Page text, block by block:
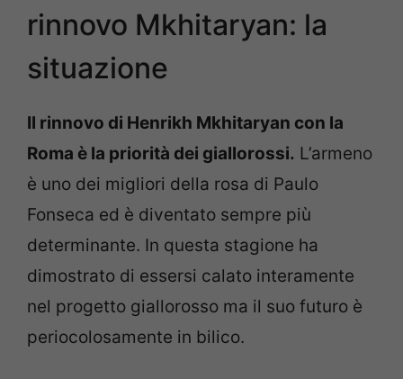
rinnovo Mkhitaryan: la
situazione
Il rinnovo di Henrikh Mkhitaryan con la
Roma è la priorità dei giallorossi. L’armeno
è uno dei migliori della rosa di Paulo
Fonseca ed è diventato sempre più
determinante. In questa stagione ha
dimostrato di essersi calato interamente
nel progetto giallorosso ma il suo futuro è
periocolosamente in bilico.